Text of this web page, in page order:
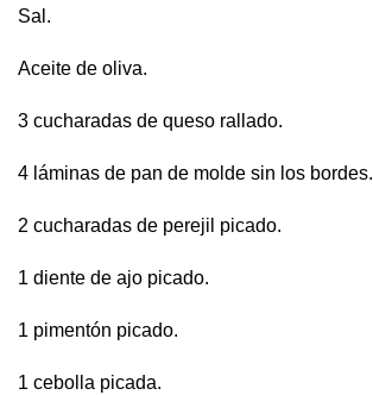
Sal.
Aceite de oliva.
3 cucharadas de queso rallado.
4 láminas de pan de molde sin los bordes.
2 cucharadas de perejil picado.
1 diente de ajo picado.
1 pimentón picado.
1 cebolla picada.